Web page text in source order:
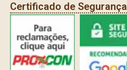
Certificado de Segurança